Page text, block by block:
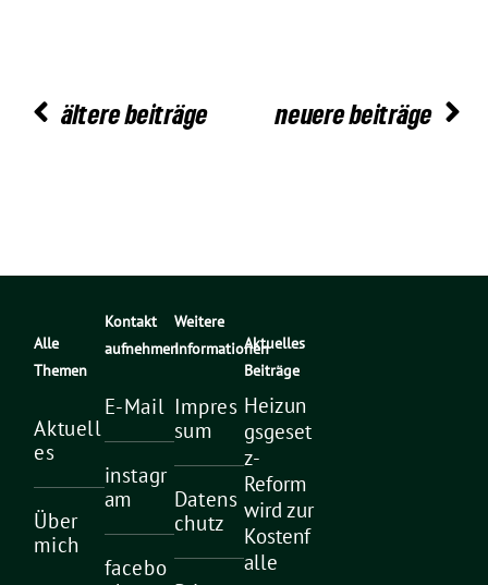
ältere beiträge neuere beiträge
Alle
Themen
Aktuell
es
Über
mich
Kontakt
aufnehmen
E-Mail
instagr
am
facebo
Weitere
Informationen
Impres
sum
Datens
chutz
Aktuelles
Beiträge
Heizun
gsgeset
z-
Reform
wird zur
Kostenf
alle